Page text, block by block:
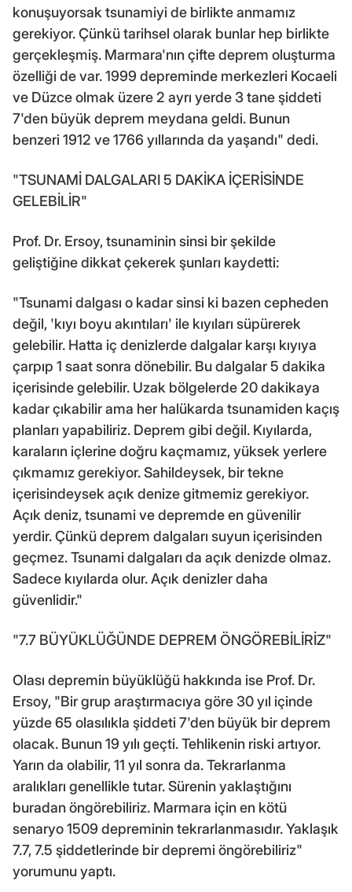
konuşuyorsak tsunamiyi de birlikte anmamız
gerekiyor. Çünkü tarihsel olarak bunlar hep birlikte
gerçekleşmiş. Marmara'nın çifte deprem oluşturma
özelliği de var. 1999 depreminde merkezleri Kocaeli
ve Düzce olmak üzere 2 ayrı yerde 3 tane şiddeti
7'den büyük deprem meydana geldi. Bunun
benzeri 1912 ve 1766 yıllarında da yaşandı" dedi.
"TSUNAMİ DALGALARI 5 DAKİKA İÇERİSİNDE
GELEBİLİR"
Prof. Dr. Ersoy, tsunaminin sinsi bir şekilde
geliştiğine dikkat çekerek şunları kaydetti:
"Tsunami dalgası o kadar sinsi ki bazen cepheden
değil, 'kıyı boyu akıntıları' ile kıyıları süpürerek
gelebilir. Hatta iç denizlerde dalgalar karşı kıyıya
çarpıp 1 saat sonra dönebilir. Bu dalgalar 5 dakika
içerisinde gelebilir. Uzak bölgelerde 20 dakikaya
kadar çıkabilir ama her halükarda tsunamiden kaçış
planları yapabiliriz. Deprem gibi değil. Kıyılarda,
karaların içlerine doğru kaçmamız, yüksek yerlere
çıkmamız gerekiyor. Sahildeysek, bir tekne
içerisindeysek açık denize gitmemiz gerekiyor.
Açık deniz, tsunami ve depremde en güvenilir
yerdir. Çünkü deprem dalgaları suyun içerisinden
geçmez. Tsunami dalgaları da açık denizde olmaz.
Sadece kıyılarda olur. Açık denizler daha
güvenlidir."
"7.7 BÜYÜKLÜĞÜNDE DEPREM ÖNGÖREBİLİRİZ"
Olası depremin büyüklüğü hakkında ise Prof. Dr.
Ersoy, "Bir grup araştırmacıya göre 30 yıl içinde
yüzde 65 olasılıkla şiddeti 7'den büyük bir deprem
olacak. Bunun 19 yılı geçti. Tehlikenin riski artıyor.
Yarın da olabilir, 11 yıl sonra da. Tekrarlanma
aralıkları genellikle tutar. Sürenin yaklaştığını
buradan öngörebiliriz. Marmara için en kötü
senaryo 1509 depreminin tekrarlanmasıdır. Yaklaşık
7.7, 7.5 şiddetlerinde bir depremi öngörebiliriz"
yorumunu yaptı.